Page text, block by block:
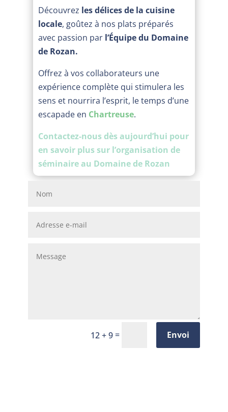
Découvrez les délices de la cuisine
locale, goûtez à nos plats préparés
avec passion par l’Équipe du Domaine
de Rozan.
Offrez à vos collaborateurs une
expérience complète qui stimulera les
sens et nourrira l’esprit, le temps d’une
escapade en Chartreuse.
Contactez-nous dès aujourd’hui pour
en savoir plus sur l’organisation de
séminaire au Domaine de Rozan
12 + 9= Envoi